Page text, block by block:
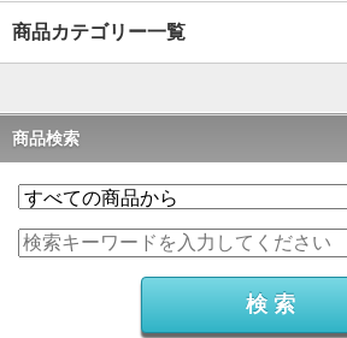
商品カテゴリー一覧
商品検索